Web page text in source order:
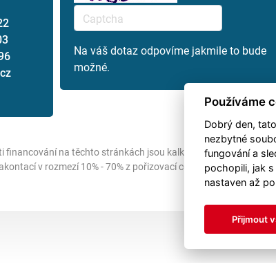
Na váš dotaz odpovíme jakmile to bude
možné.
financování na těchto stránkách jsou kalkulovány pro
v rozmezí 10% - 70% z pořizovací ceny s RPSN od 7,9%.
Používáme
Dobrý den,
nezbytné
fungování a
pochopili, jak s
nastaven až
Přijmout